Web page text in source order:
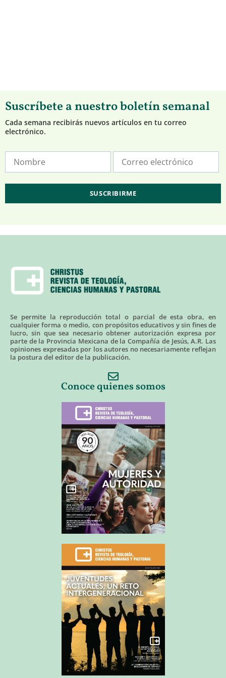
Suscríbete a nuestro boletín semanal
Cada semana recibirás nuevos artículos en tu correo
electrónico.
Se permite la reproducción total o parcial de esta obra, en
cualquier forma o medio, con propósitos educativos y sin fines de
lucro, sin que sea necesario obtener autorización expresa por
parte de la Provincia Mexicana de la Compañía de Jesús, A.R. Las
opiniones expresadas por los autores no necesariamente reflejan
la postura del editor de la publicación.
Conoce quienes somos